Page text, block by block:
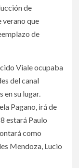
de
verano que
de
Viale ocupaba
del canal
su lugar.
Pagano, irá de
estará Paulo
como
Mendoza, Lucio